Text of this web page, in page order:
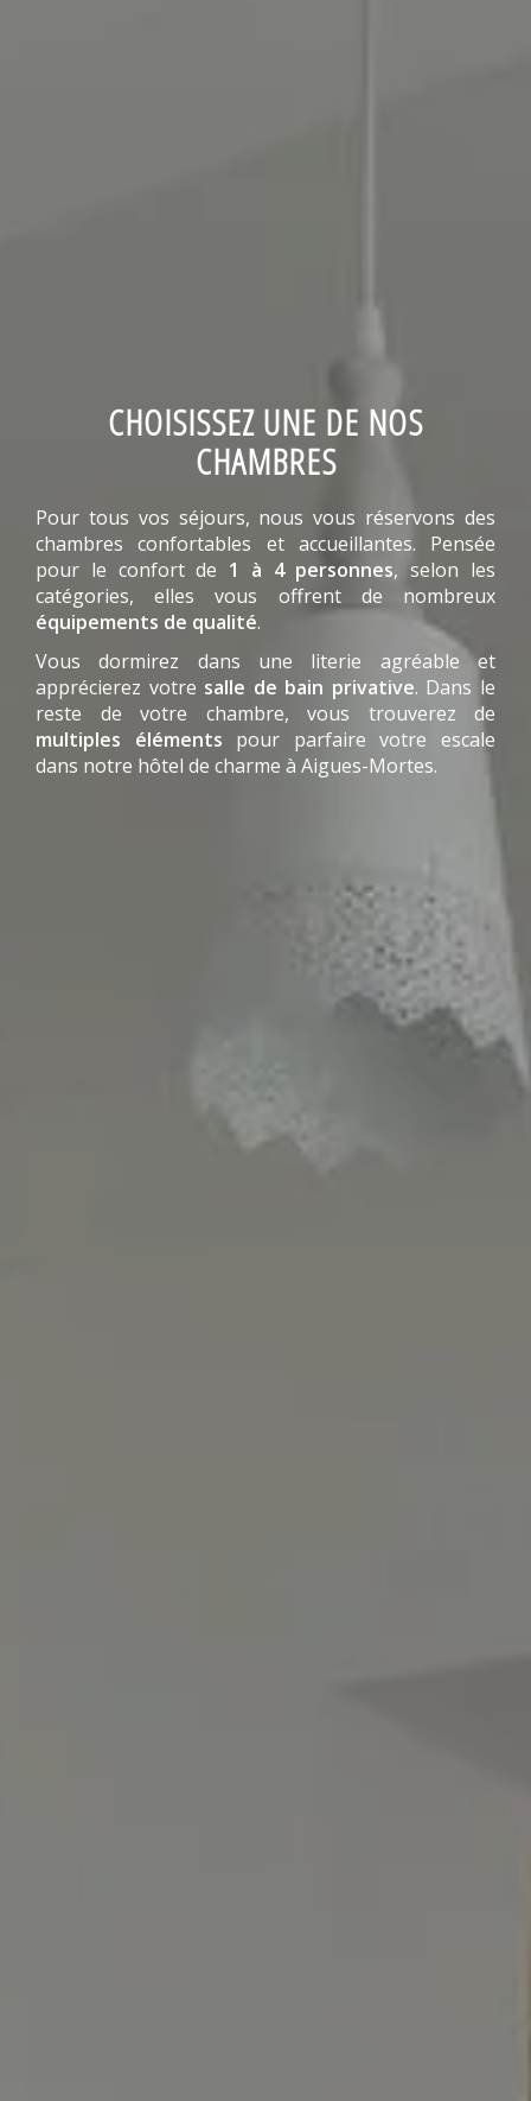
CHOISISSEZ UNE DE NOS
CHAMBRES
Pour tous vos séjours, nous vous réservons des
chambres confortables et accueillantes. Pensée
pour le confort de 1 à 4 personnes, selon les
catégories, elles vous offrent de nombreux
équipements de qualité.
Vous dormirez dans une literie agréable et
apprécierez votre salle de bain privative. Dans le
reste de votre chambre, vous trouverez de
multiples éléments pour parfaire votre escale
dans notre hôtel de charme à Aigues-Mortes.